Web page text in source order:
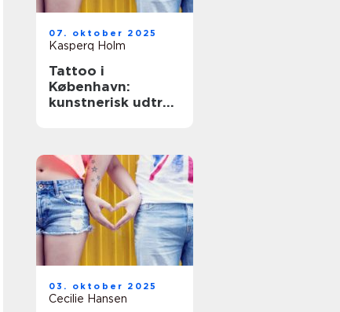
07. oktober 2025
Kasperq Holm
Tattoo i
København:
kunstnerisk udtryk
03. oktober 2025
Cecilie Hansen